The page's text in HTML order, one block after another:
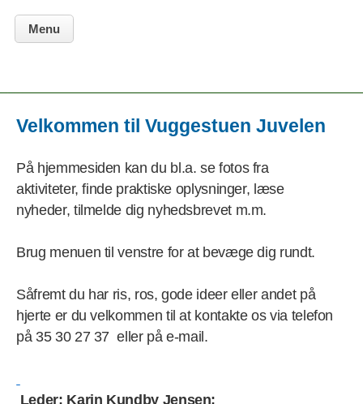
Menu
Velkommen til Vuggestuen Juvelen
På hjemmesiden kan du bl.a. se fotos fra
aktiviteter, finde praktiske oplysninger, læse
nyheder, tilmelde dig nyhedsbrevet m.m.
Brug menuen til venstre for at bevæge dig rundt.
Såfremt du har ris, ros, gode ideer eller andet på
hjerte er du velkommen til at kontakte os via telefon
på 35 30 27 37 eller på e-mail.
Leder: Karin Kundby Jensen: